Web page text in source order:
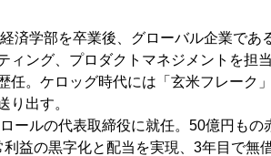
済学部を卒業後、グローバル企業であ
ィング、プロダクトマネジメントを担
任。ケロッグ時代には「玄米フレーク
り出す。
ールの代表取締役に就任。50億円も
益の黒字化と配当を実現、3年目で無